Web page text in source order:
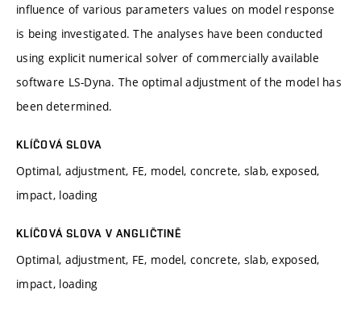
influence of various parameters values on model response
is being investigated. The analyses have been conducted
using explicit numerical solver of commercially available
software LS-Dyna. The optimal adjustment of the model has
been determined.
KLÍČOVÁ SLOVA
Optimal, adjustment, FE, model, concrete, slab, exposed,
impact, loading
KLÍČOVÁ SLOVA V ANGLIČTINĚ
Optimal, adjustment, FE, model, concrete, slab, exposed,
impact, loading